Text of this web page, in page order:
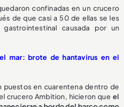
confinadas en un crucero
de que casi a 50 de ellas se les
causada por un
mar: brote de hantavirus en el
puestos en cuarentena dentro de
crucero Ambition, hicieron que el